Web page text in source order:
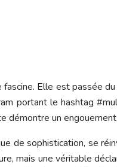
fascine. Elle est passée
portant le hashtag
démontre un
de sophistication, se
mais une véritable